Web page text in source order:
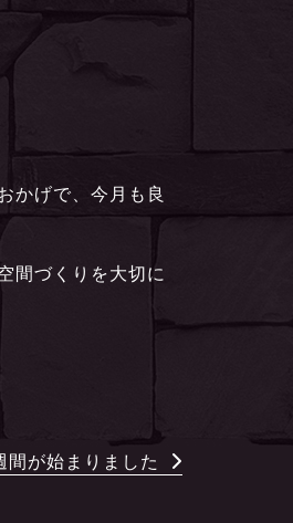
かげで、今月も良
間づくりを大切に
間が始まりました